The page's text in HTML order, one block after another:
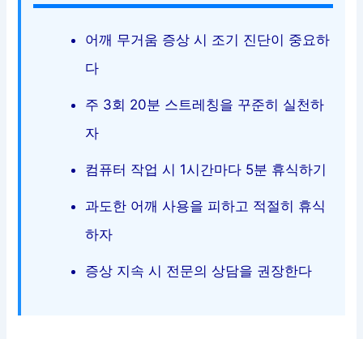
어깨 무거움 증상 시 조기 진단이 중요하
다
주 3회 20분 스트레칭을 꾸준히 실천하
자
컴퓨터 작업 시 1시간마다 5분 휴식하기
과도한 어깨 사용을 피하고 적절히 휴식
하자
증상 지속 시 전문의 상담을 권장한다